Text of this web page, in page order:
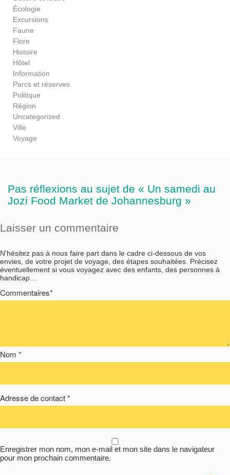
Écologie
Excursions
Faune
Flore
Histoire
Hôtel
Information
Parcs et réserves
Politique
Région
Uncategorized
Ville
Voyage
Pas réflexions au sujet de « Un samedi au
Jozi Food Market de Johannesburg »
Laisser un commentaire
N'hésitez pas à nous faire part dans le cadre ci-dessous de vos
envies, de votre projet de voyage, des étapes souhaitées. Précisez
éventuellement si vous voyagez avec des enfants, des personnes à
handicap…
Commentaires*
Nom *
Adresse de contact *
Enregistrer mon nom, mon e-mail et mon site dans le navigateur
pour mon prochain commentaire.